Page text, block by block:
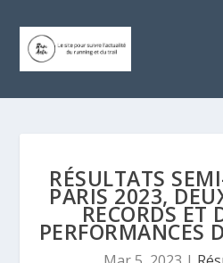
RÉSULTATS
PARIS 2023,
RECORDS ET
PERFORMANCES